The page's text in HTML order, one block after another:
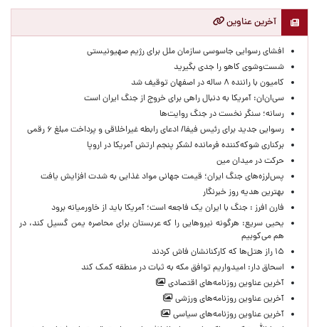
آخرین عناوین
افشای رسوایی جاسوسی سازمان ملل برای رژیم صهیونیستی
شست‌وشوی کاهو را جدی بگیرید
کامیون با راننده ۸ ساله در اصفهان توقیف شد
سی‌ان‌ان: آمریکا به دنبال راهی برای خروج از جنگ ایران است
رسانه؛ سنگر نخست در جنگ روایت‌ها
رسوایی جدید برای رئیس فیفا/ ادعای رابطه غیراخلاقی و پرداخت مبلغ ۶ رقمی
برکناری شوکه‌کننده فرمانده لشکر پنجم ارتش آمریکا در اروپا
حركت در ميدان مين
پس‌لرزه‌های جنگ ایران؛ قیمت جهانی مواد غذایی به شدت افزایش یافت
بهترین هدیه روز خبرنگار
فارن افرز : جنگ با ایران یک فاجعه است؛ آمریکا باید از خاورمیانه برود
یحیی سریع: هرگونه نیروهایی را که عربستان برای محاصره یمن گسیل کند، در
هم می‌کوبیم
۱۵ راز هتل‌ها که کارکنانشان فاش کردند
اسحاق دار: امیدواریم توافق مکه به ثبات در منطقه کمک کند
آخرین عناوین روزنامه‌های اقتصادی
آخرین عناوین روزنامه‌های ورزشی
آخرین عناوین روزنامه‌های سیاسی